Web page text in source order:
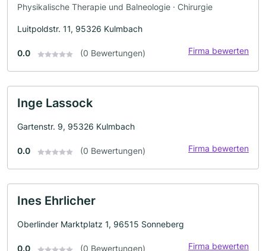
Physikalische Therapie und Balneologie · Chirurgie
Luitpoldstr. 11, 95326 Kulmbach
0.0 (0 Bewertungen) Firma bewerten
Inge Lassock
Gartenstr. 9, 95326 Kulmbach
0.0 (0 Bewertungen) Firma bewerten
Ines Ehrlicher
Oberlinder Marktplatz 1, 96515 Sonneberg
0.0 (0 Bewertungen) Firma bewerten